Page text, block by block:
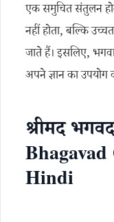
एक समुचित संतुलन
नहीं होता, बल्कि
जाते हैं। इसलिए,
अपने ज्ञान का उपयोग
श्रीमद
Hindi